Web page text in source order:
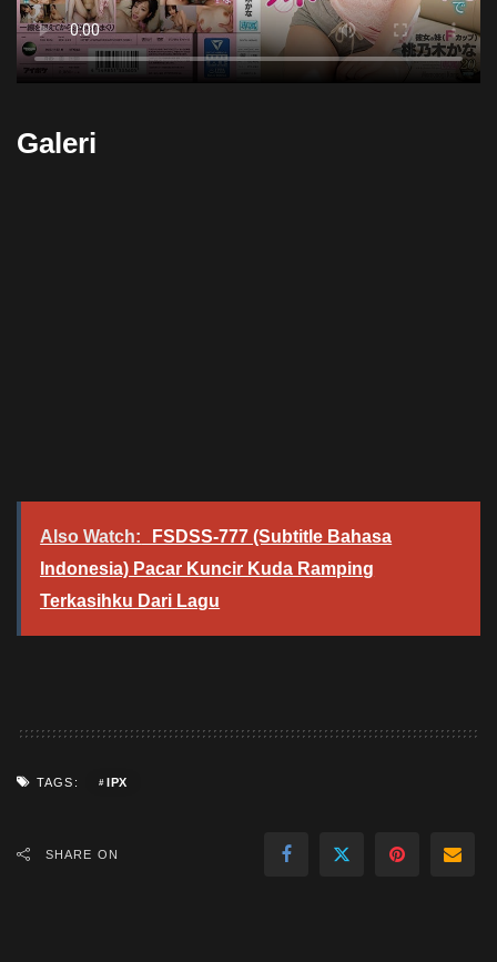
Galeri
Also Watch:
FSDSS-777 (Subtitle Bahasa
Indonesia) Pacar Kuncir Kuda Ramping
Terkasihku Dari Lagu
TAGS: IPX
SHARE ON